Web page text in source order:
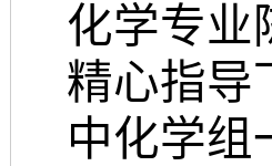
化学专业
精心指导
中化学组